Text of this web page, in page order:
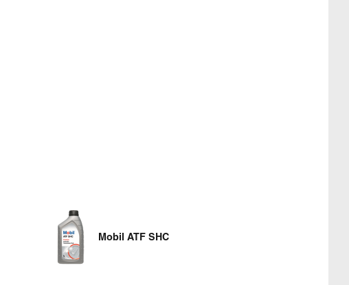
Mobil ATF SHC